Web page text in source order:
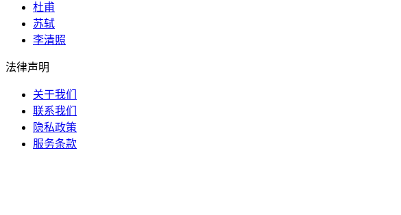
杜甫
苏轼
李清照
法律声明
关于我们
联系我们
隐私政策
服务条款